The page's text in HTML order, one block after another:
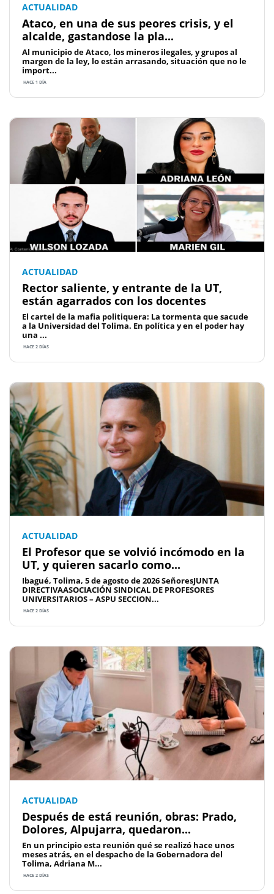
ACTUALIDAD
Ataco, en una de sus peores crisis, y el
alcalde, gastandose la pla...
Al municipio de Ataco, los mineros ilegales, y grupos al
margen de la ley, lo están arrasando, situación que no le
import...
HACE 1 DÍA
ACTUALIDAD
Rector saliente, y entrante de la UT,
están agarrados con los docentes
El cartel de la mafia politiquera: La tormenta que sacude
a la Universidad del Tolima. En política y en el poder hay
una ...
HACE 2 DÍAS
ACTUALIDAD
El Profesor que se volvió incómodo en la
UT, y quieren sacarlo como...
Ibagué, Tolima, 5 de agosto de 2026 SeñoresJUNTA
DIRECTIVAASOCIACIÓN SINDICAL DE PROFESORES
UNIVERSITARIOS – ASPU SECCION...
HACE 2 DÍAS
ACTUALIDAD
Después de está reunión, obras: Prado,
Dolores, Alpujarra, quedaron...
En un principio esta reunión qué se realizó hace unos
meses atrás, en el despacho de la Gobernadora del
Tolima, Adriana M...
HACE 2 DÍAS